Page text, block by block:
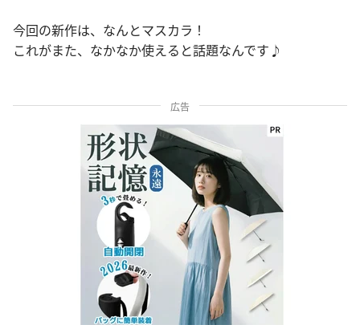
今回の新作は、なんとマスカラ！
これがまた、なかなか使えると話題なんです♪
広告